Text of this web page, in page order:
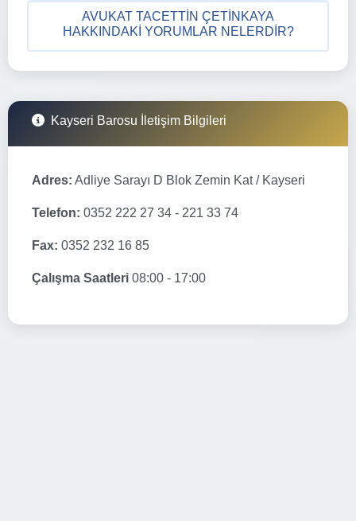
AVUKAT TACETTIN ÇETINKAYA
HAKKINDAKI YORUMLAR NELERDIR?
Kayseri Barosu İletişim Bilgileri
Adres: Adliye Sarayı D Blok Zemin Kat / Kayseri
Telefon: 0352 222 27 34 - 221 33 74
Fax: 0352 232 16 85
Çalışma Saatleri 08:00 - 17:00